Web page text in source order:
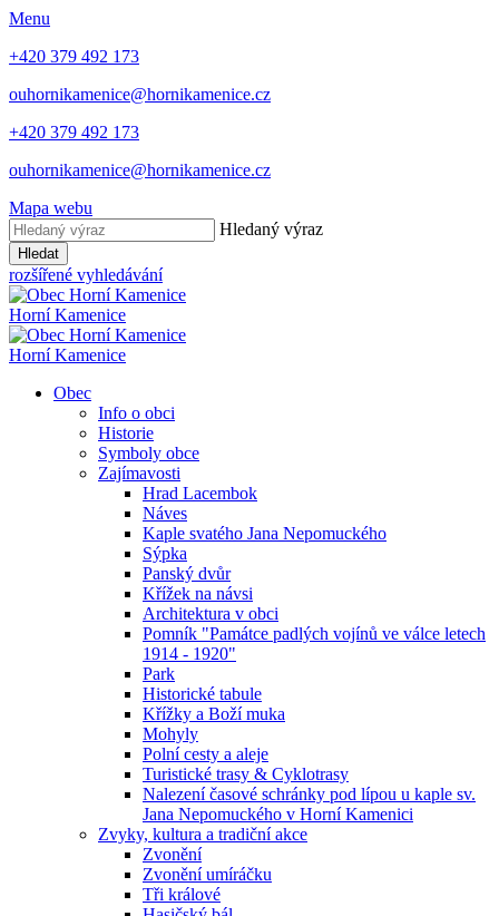
Menu
+420 379 492 173
ouhornikamenice@hornikamenice.cz
+420 379 492 173
ouhornikamenice@hornikamenice.cz
Mapa webu
Hledaný výraz
Hledat
rozšířené vyhledávání
Horní Kamenice
Horní Kamenice
Obec
Info o obci
Historie
Symboly obce
Zajímavosti
Hrad Lacembok
Náves
Kaple svatého Jana Nepomuckého
Sýpka
Panský dvůr
Křížek na návsi
Architektura v obci
Pomník "Památce padlých vojínů ve válce letech
1914 - 1920"
Park
Historické tabule
Křížky a Boží muka
Mohyly
Polní cesty a aleje
Turistické trasy & Cyklotrasy
Nalezení časové schránky pod lípou u kaple sv.
Jana Nepomuckého v Horní Kamenici
Zvyky, kultura a tradiční akce
Zvonění
Zvonění umíráčku
Tři králové